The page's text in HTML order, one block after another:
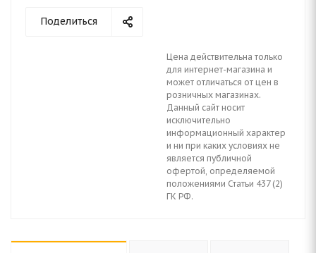
Поделиться
Цена действительна только
для интернет-магазина и
может отличаться от цен в
розничных магазинах.
Данный сайт носит
исключительно
информационный характер
и ни при каких условиях не
является публичной
офертой, определяемой
положениями Статьи 437 (2)
ГК РФ.